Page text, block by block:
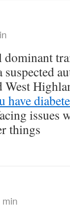
West
have
issues
things